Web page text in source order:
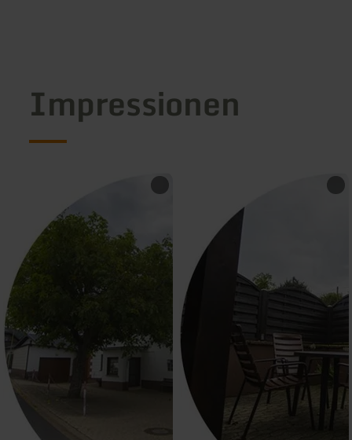
Impressionen